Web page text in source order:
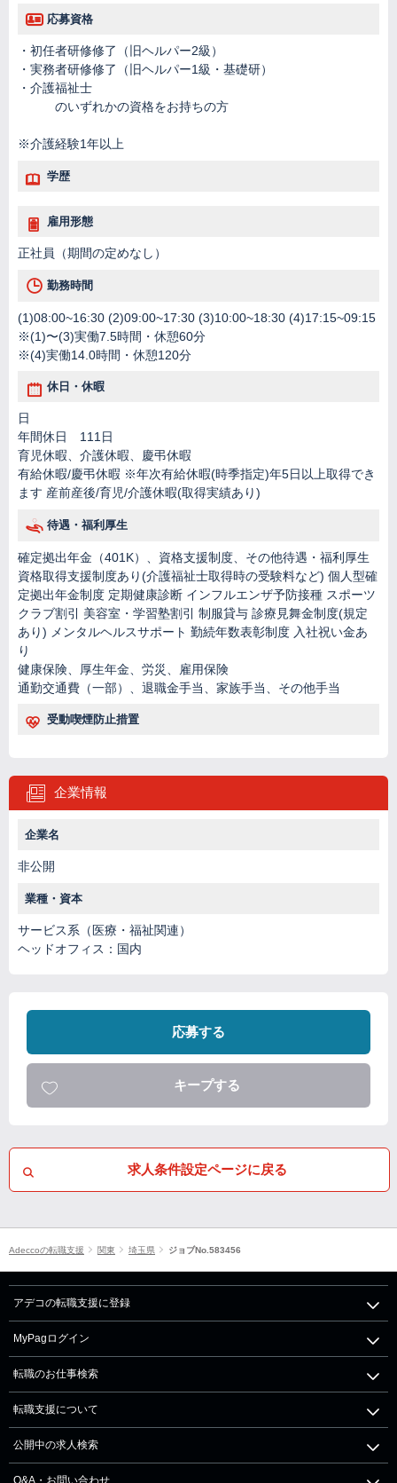
応募資格
・初任者研修修了（旧ヘルパー2級）
・実務者研修修了（旧ヘルパー1級・基礎研）
・介護福祉士
のいずれかの資格をお持ちの方
※介護経験1年以上
学歴
雇用形態
正社員（期間の定めなし）
勤務時間
(1)08:00~16:30 (2)09:00~17:30 (3)10:00~18:30 (4)17:15~09:15
※(1)〜(3)実働7.5時間・休憩60分
※(4)実働14.0時間・休憩120分
休日・休暇
日
年間休日 111日
育児休暇、介護休暇、慶弔休暇
有給休暇/慶弔休暇 ※年次有給休暇(時季指定)年5日以上取得でき
ます 産前産後/育児/介護休暇(取得実績あり)
待遇・福利厚生
確定拠出年金（401K）、資格支援制度、その他待遇・福利厚生
資格取得支援制度あり(介護福祉士取得時の受験料など) 個人型確
定拠出年金制度 定期健康診断 インフルエンザ予防接種 スポーツ
クラブ割引 美容室・学習塾割引 制服貸与 診療見舞金制度(規定
あり) メンタルヘルスサポート 勤続年数表彰制度 入社祝い金あ
り
健康保険、厚生年金、労災、雇用保険
通勤交通費（一部）、退職金手当、家族手当、その他手当
受動喫煙防止措置
企業情報
企業名
非公開
業種・資本
サービス系（医療・福祉関連）
ヘッドオフィス：国内
応募する
キープする
求人条件設定ページに戻る
Adeccoの転職支援 関東 埼玉県 ジョブNo.583456
アデコの転職支援に登録
MyPagログイン
転職のお仕事検索
転職支援について
公開中の求人検索
Q&A・お問い合わせ